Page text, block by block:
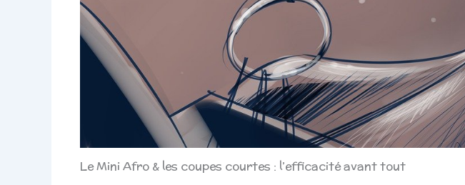
Le Mini Afro & les coupes courtes : l’efficacité avant tout